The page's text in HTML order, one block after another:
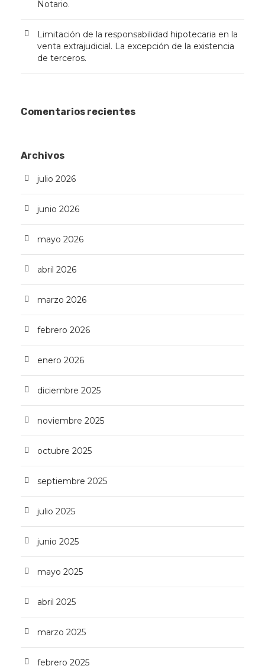
Notario.
Limitación de la responsabilidad hipotecaria en la
venta extrajudicial. La excepción de la existencia
de terceros.
Comentarios recientes
Archivos
julio 2026
junio 2026
mayo 2026
abril 2026
marzo 2026
febrero 2026
enero 2026
diciembre 2025
noviembre 2025
octubre 2025
septiembre 2025
julio 2025
junio 2025
mayo 2025
abril 2025
marzo 2025
febrero 2025